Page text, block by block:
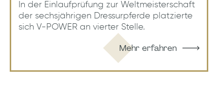
In der Einlaufprüfung zur Weltmeisterschaft
der sechsjährigen Dressurpferde platzierte
sich V-POWER an vierter Stelle.
Mehr erfahren